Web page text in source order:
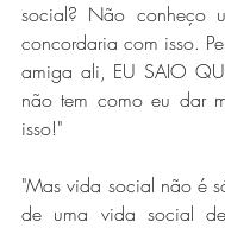
social? Não conheço
concordaria com isso.
amiga ali, EU SAIO
não tem como eu dar
isso!"
"Mas vida social não é
de uma vida social